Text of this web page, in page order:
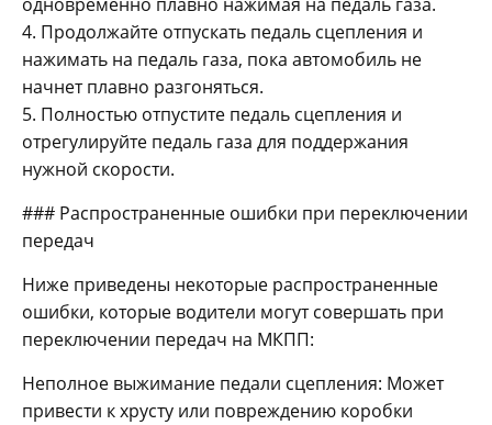
одновременно плавно нажимая на педаль газа.
4. Продолжайте отпускать педаль сцепления и
нажимать на педаль газа, пока автомобиль не
начнет плавно разгоняться.
5. Полностью отпустите педаль сцепления и
отрегулируйте педаль газа для поддержания
нужной скорости.
### Распространенные ошибки при переключении
передач
Ниже приведены некоторые распространенные
ошибки, которые водители могут совершать при
переключении передач на МКПП:
Неполное выжимание педали сцепления: Может
привести к хрусту или повреждению коробки